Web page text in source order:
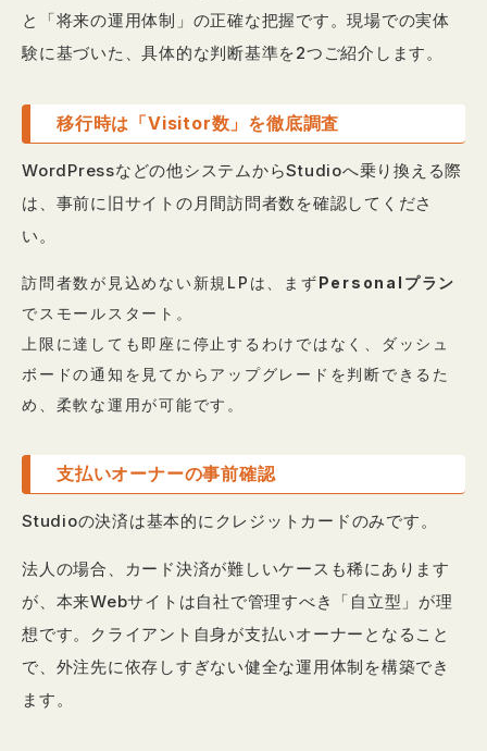
と「将来の運用体制」の正確な把握です。現場での実体
験に基づいた、具体的な判断基準を2つご紹介します。
移行時は「Visitor数」を徹底調査
WordPressなどの他システムからStudioへ乗り換える際
は、事前に旧サイトの月間訪問者数を確認してくださ
い。
訪問者数が見込めない新規LPは、まずPersonalプラン
でスモールスタート。
上限に達しても即座に停止するわけではなく、ダッシュ
ボードの通知を見てからアップグレードを判断できるた
め、柔軟な運用が可能です。
支払いオーナーの事前確認
Studioの決済は基本的にクレジットカードのみです。
法人の場合、カード決済が難しいケースも稀にあります
が、本来Webサイトは自社で管理すべき「自立型」が理
想です。クライアント自身が支払いオーナーとなること
で、外注先に依存しすぎない健全な運用体制を構築でき
ます。